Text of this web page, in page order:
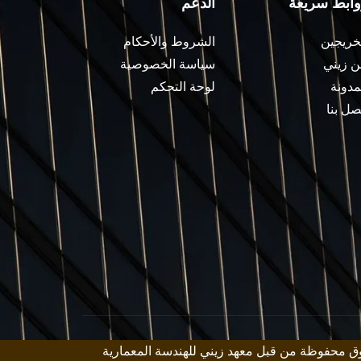
زيني
بنا
الشروط والأحكام
سياسة الخصوصية
لوحة التحكم